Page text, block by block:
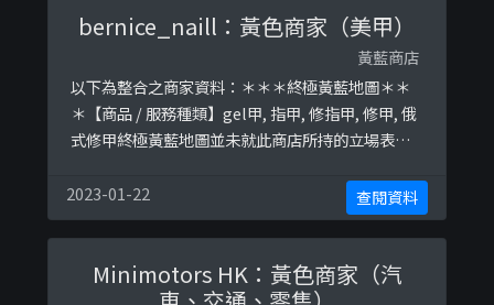
bernice_naill：黃色商家（美甲）
黃藍商店
以下為整合之商家資料：＊＊＊終極黃藍地圖＊＊
＊【商品 / 服務種類】gel甲, 指甲, 修指甲, 修甲, 俄
式修甲終極黃藍地圖並未就此商店所持的立場表態
行提供嘅簡介：2018 From #meowlash💕美甲服
務💙@bernice_naill🕤9:00-20:30🕣💜黑膠通過
SGS國際認證💜💜單次收費，絕無隱藏式收費項目
💜#上門美睫#植 ...
2023-01-22 查閱資料
Minimotors HK：黃色商家（汽